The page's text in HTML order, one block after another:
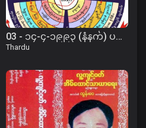
03 - ၁၄-၄-၁၉၉၃ (နံနက်) ပဋိစ္စသမုပ္ပါဒ်နှင့် ကမ္မဘဝရှင်းတမ်းတရား
Thardu